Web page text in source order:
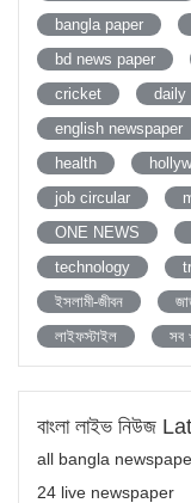
bangla paper
bd news paper
cricket
daily
english newspaper
health
job circular
ONE NEWS
technology
ইসলামী-জীবন
লাইফস্টাইল
সব
বাংলা লাইভ
all bangla
24 live newspaper